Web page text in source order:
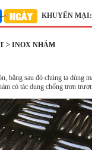
KHUYẾN MẠI:
Nội Lưới lọc inox 304
> INOX NHÁM
băng sau đó chúng ta dùng
có tác dụng chống trơn trượt